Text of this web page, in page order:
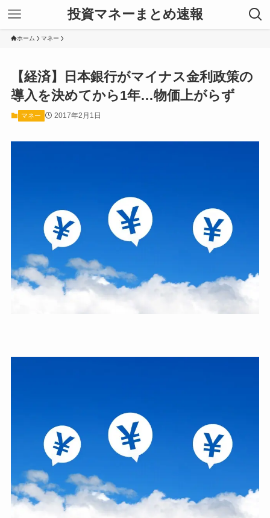
投資マネーまとめ速報
ホーム マネー
【経済】日本銀行がマイナス金利政策の
導入を決めてから1年…物価上がらず
マネー 2017年2月1日